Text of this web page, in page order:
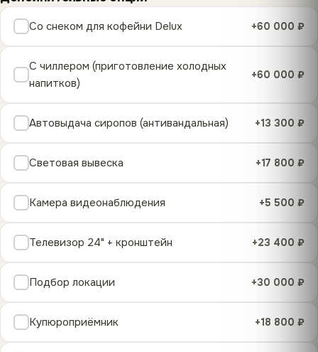
Со снеком для кофейни Delux +60 000 ₽
С чиллером (приготовление холодных
напитков)
+60 000 ₽
Автовыдача сиропов (антивандальная) +13 300 ₽
Световая вывеска +17 800 ₽
Камера видеонаблюдения +5 500 ₽
Телевизор 24" + кронштейн +23 400 ₽
Подбор локации +30 000 ₽
Купюроприёмник +18 800 ₽